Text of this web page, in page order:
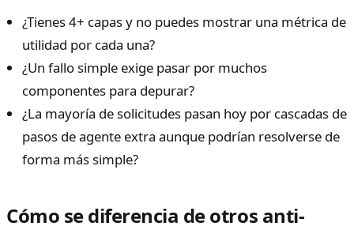
¿Tienes 4+ capas y no puedes mostrar una métrica de
utilidad por cada una?
¿Un fallo simple exige pasar por muchos
componentes para depurar?
¿La mayoría de solicitudes pasan hoy por cascadas de
pasos de agente extra aunque podrían resolverse de
forma más simple?
Cómo se diferencia de otros anti-